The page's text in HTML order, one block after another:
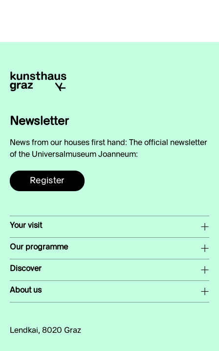
Newsletter
News from our houses first hand: The official newsletter
of the Universalmuseum Joanneum:
Register
Your visit
Our programme
Discover
About us
Lendkai, 8020 Graz